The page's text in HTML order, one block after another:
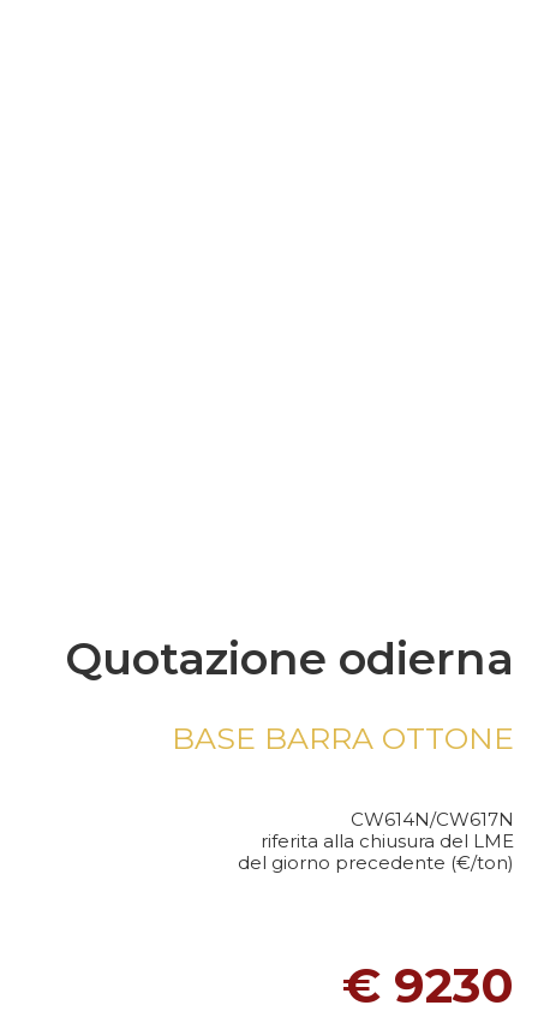
Quotazione odierna
BASE BARRA OTTONE
CW614N/CW617N
riferita alla chiusura del LME
del giorno precedente (€/ton)
€ 9230